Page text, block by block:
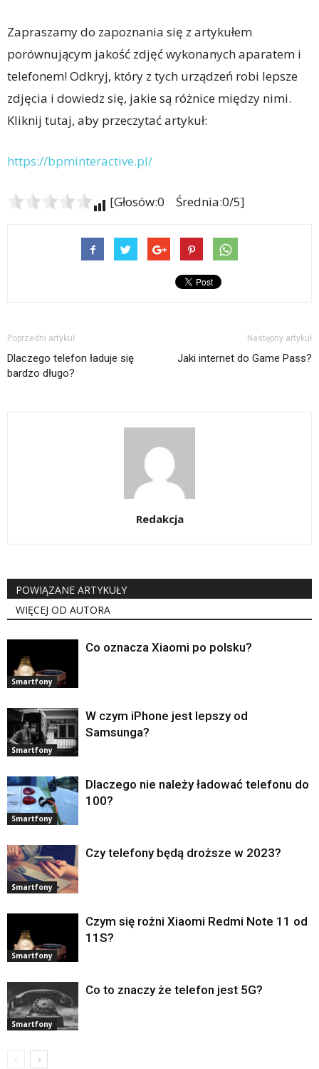
Zapraszamy do zapoznania się z artykułem
porównującym jakość zdjęć wykonanych aparatem i
telefonem! Odkryj, który z tych urządzeń robi lepsze
zdjęcia i dowiedz się, jakie są różnice między nimi.
Kliknij tutaj, aby przeczytać artykuł:
https://bpminteractive.pl/
[Głosów:0 Średnia:0/5]
Poprzedni artykuł
Dlaczego telefon ładuje się
bardzo długo?
Następny artykuł
Jaki internet do Game Pass?
Redakcja
POWIĄZANE ARTYKUŁY
WIĘCEJ OD AUTORA
Smartfony
Co oznacza Xiaomi po polsku?
Smartfony
W czym iPhone jest lepszy od
Samsunga?
Smartfony
Dlaczego nie należy ładować telefonu do
100?
Smartfony
Czy telefony będą droższe w 2023?
Smartfony
Czym się rożni Xiaomi Redmi Note 11 od
11S?
Smartfony
Co to znaczy że telefon jest 5G?